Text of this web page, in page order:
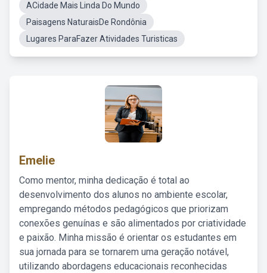
ACidade Mais Linda Do Mundo
Paisagens NaturaisDe Rondônia
Lugares ParaFazer Atividades Turisticas
Emelie
Como mentor, minha dedicação é total ao
desenvolvimento dos alunos no ambiente escolar,
empregando métodos pedagógicos que priorizam
conexões genuínas e são alimentados por criatividade
e paixão. Minha missão é orientar os estudantes em
sua jornada para se tornarem uma geração notável,
utilizando abordagens educacionais reconhecidas